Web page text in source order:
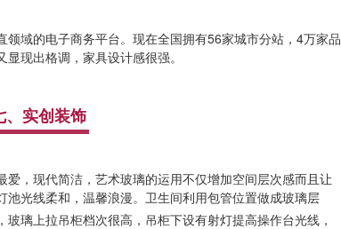
领域的电子商务平台。现在全国拥有56家城市分站，4万家品
现出格调，家具设计感很强。
、实创装饰
，现代简洁，艺术玻璃的运用不仅增加空间层次感而且让
池光线柔和，温馨浪漫。卫生间利用包管位置做成玻璃层
玻璃上拉吊柜档次很高，吊柜下设有射灯提高操作台光线，